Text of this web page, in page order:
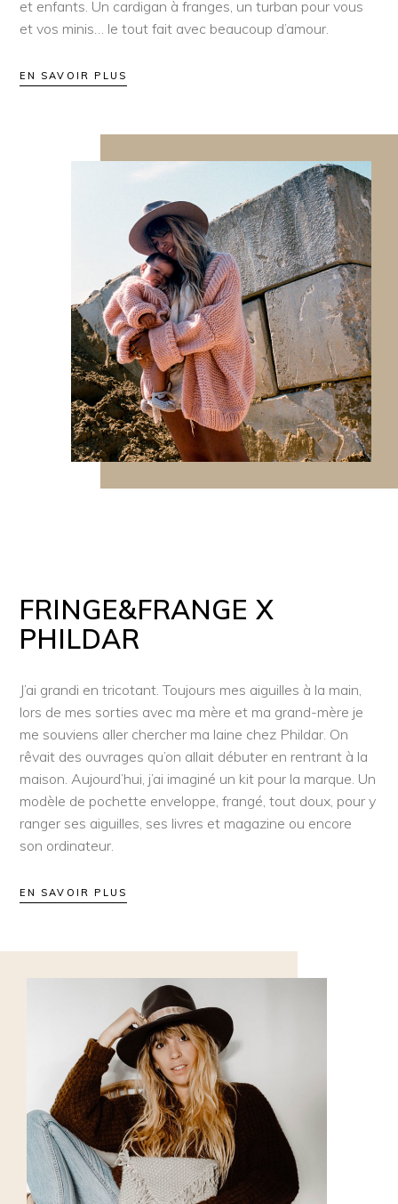
et enfants. Un cardigan à franges, un turban pour vous
et vos minis… le tout fait avec beaucoup d’amour.
EN SAVOIR PLUS
FRINGE&FRANGE X
PHILDAR
J’ai grandi en tricotant. Toujours mes aiguilles à la main,
lors de mes sorties avec ma mère et ma grand-mère je
me souviens aller chercher ma laine chez Phildar. On
rêvait des ouvrages qu’on allait débuter en rentrant à la
maison. Aujourd’hui, j’ai imaginé un kit pour la marque. Un
modèle de pochette enveloppe, frangé, tout doux, pour y
ranger ses aiguilles, ses livres et magazine ou encore
son ordinateur.
EN SAVOIR PLUS